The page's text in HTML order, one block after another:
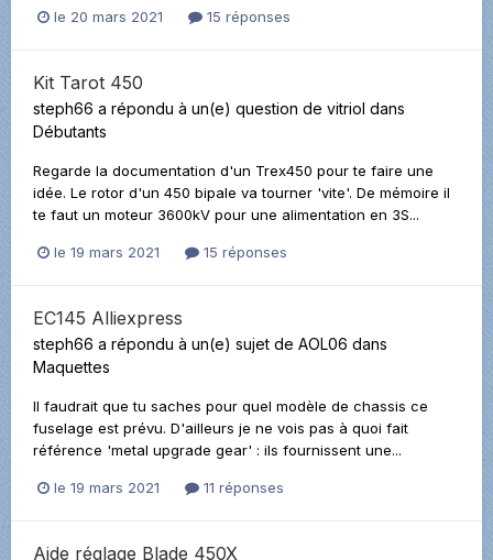
le 20 mars 2021 15 réponses
Kit Tarot 450
steph66 a répondu à un(e) question de vitriol dans
Débutants
Regarde la documentation d'un Trex450 pour te faire une
idée. Le rotor d'un 450 bipale va tourner 'vite'. De mémoire il
te faut un moteur 3600kV pour une alimentation en 3S...
le 19 mars 2021 15 réponses
EC145 Alliexpress
steph66 a répondu à un(e) sujet de AOL06 dans
Maquettes
Il faudrait que tu saches pour quel modèle de chassis ce
fuselage est prévu. D'ailleurs je ne vois pas à quoi fait
référence 'metal upgrade gear' : ils fournissent une...
le 19 mars 2021 11 réponses
Aide réglage Blade 450X